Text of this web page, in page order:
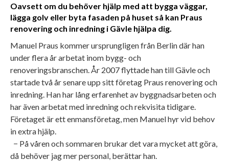
Oavsett om du behöver hjälp med att bygga väggar,
lägga golv eller byta fasaden på huset så kan Praus
renovering och inredning i Gävle hjälpa dig.
Manuel Praus kommer ursprungligen från Berlin där han
under flera år arbetat inom bygg- och
renoveringsbranschen. År 2007 flyttade han till Gävle och
startade två år senare upp sitt företag Praus renovering och
inredning. Han har lång erfarenhet av byggnadsarbeten och
har även arbetat med inredning och rekvisita tidigare.
Företaget är ett enmansföretag, men Manuel hyr vid behov
in extra hjälp.
− På våren och sommaren brukar det vara mycket att göra,
då behöver jag mer personal, berättar han.